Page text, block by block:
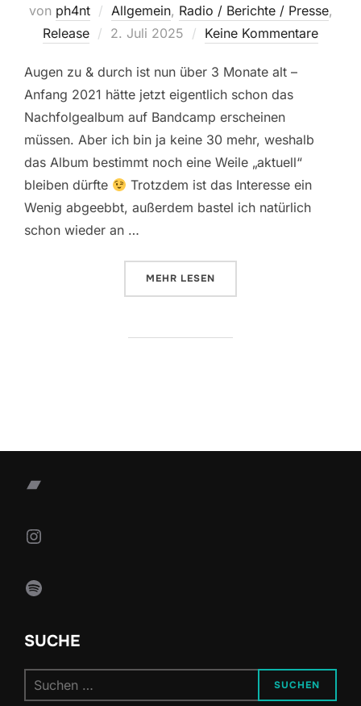
von ph4nt Allgemein, Radio / Berichte / Presse,
Release
Veröffentlicht
2. Juli 2025 Keine Kommentare
Augen zu & durch ist nun über 3 Monate alt –
Anfang 2021 hätte jetzt eigentlich schon das
Nachfolgealbum auf Bandcamp erscheinen
müssen. Aber ich bin ja keine 30 mehr, weshalb
das Album bestimmt noch eine Weile „aktuell“
bleiben dürfte
Trotzdem ist das Interesse ein
Wenig abgeebbt, außerdem bastel ich natürlich
schon wieder an …
MEHR ÜBER „FETZENDE REVIEWS,
LESEN
Bandcamp
Instagram
Spotify
SUCHE
Suchen
nach:
SUCHEN